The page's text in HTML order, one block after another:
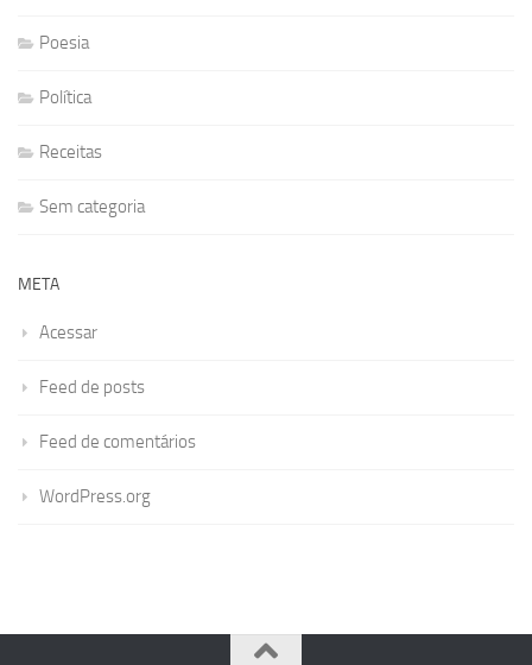
Poesia
Política
Receitas
Sem categoria
META
Acessar
Feed de posts
Feed de comentários
WordPress.org